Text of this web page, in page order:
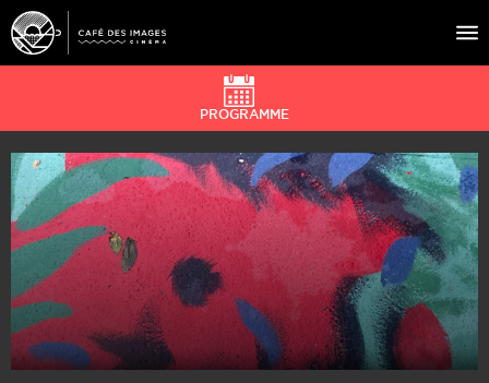
À L’AFFICHE
ÉVÉNEMENTS
CAFÉ DU CINÉ
PRATIQUE
ÉDUCATION AUX IMAGES
PROGRAMME